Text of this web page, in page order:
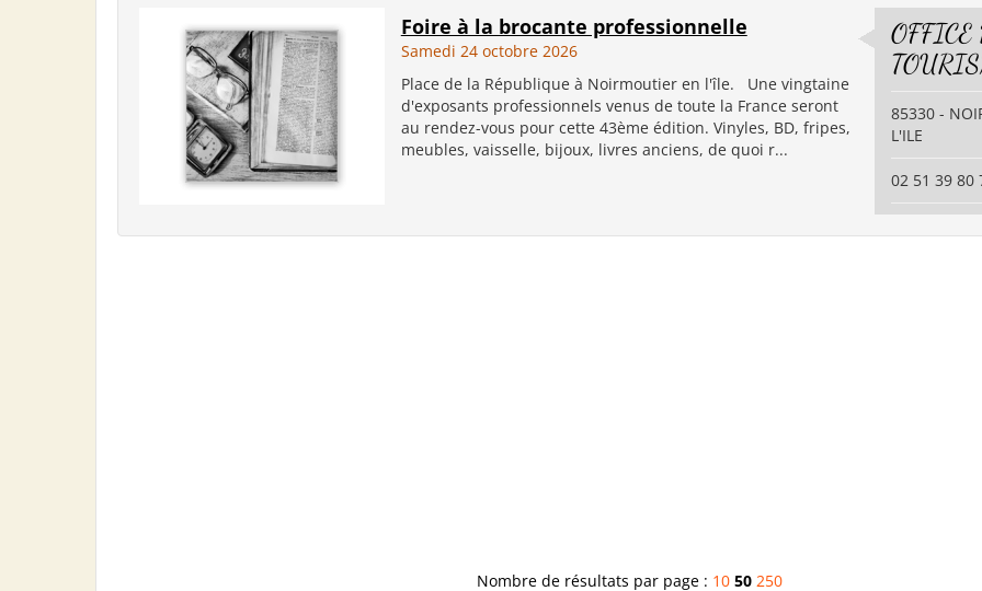
Foire à la brocante professionnelle
Samedi 24 octobre 2026
Place de la République à Noirmoutier en l'île. Une vingtaine
d'exposants professionnels venus de toute la France seront
au rendez-vous pour cette 43ème édition. Vinyles, BD, fripes,
meubles, vaisselle, bijoux, livres anciens, de quoi r...
OFFICE
85330 -
L'ILE
02 51 39 80
Nombre de résultats par page : 10 50 250